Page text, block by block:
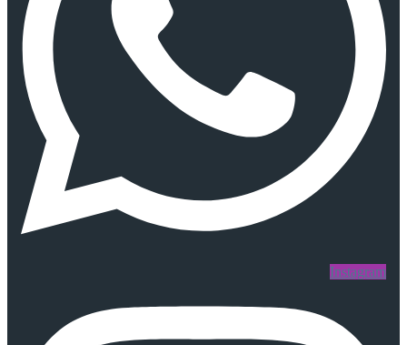
Instagram